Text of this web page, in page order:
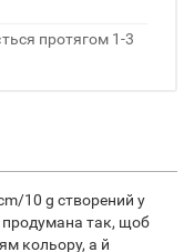
протягом 1-3
10 g створений у
продумана так, щоб
кольору, а й